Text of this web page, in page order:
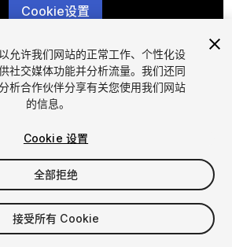
Cookie设置
1/4
允许我们网站的正常工作、个性化设
社交媒体功能并分析流量。我们还同
析合作伙伴分享有关您使用我们网站
的信息。
Cookie 设置
全部拒绝
接受所有 Cookie